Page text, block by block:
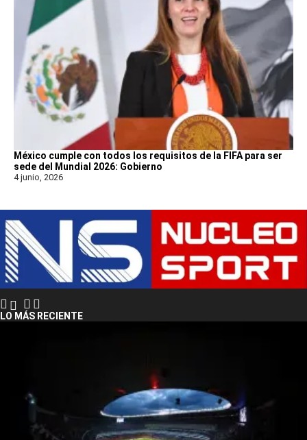
México cumple con todos los requisitos de la FIFA para ser
sede del Mundial 2026: Gobierno
4 junio, 2026
LO MÁS RECIENTE